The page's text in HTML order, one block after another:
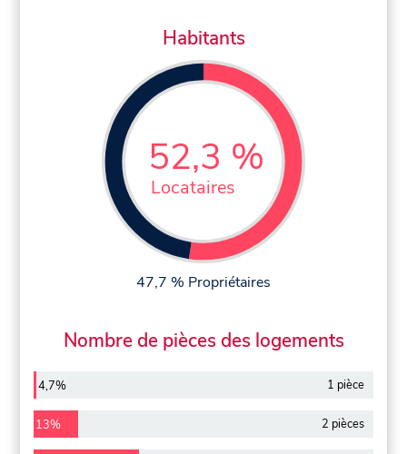
Habitants
52,3 %
Locataires
47,7 % Propriétaires
Nombre de pièces des logements
4,7% 1 pièce
13% 2 pièces